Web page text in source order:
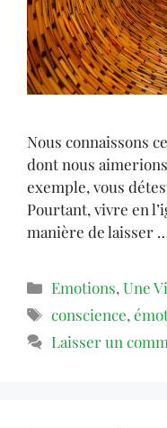
Nous connaissons
dont nous
exemple, vous
Pourtant, vivre en
manière de laisser
Emotions,Une
conscience,
Laisser un